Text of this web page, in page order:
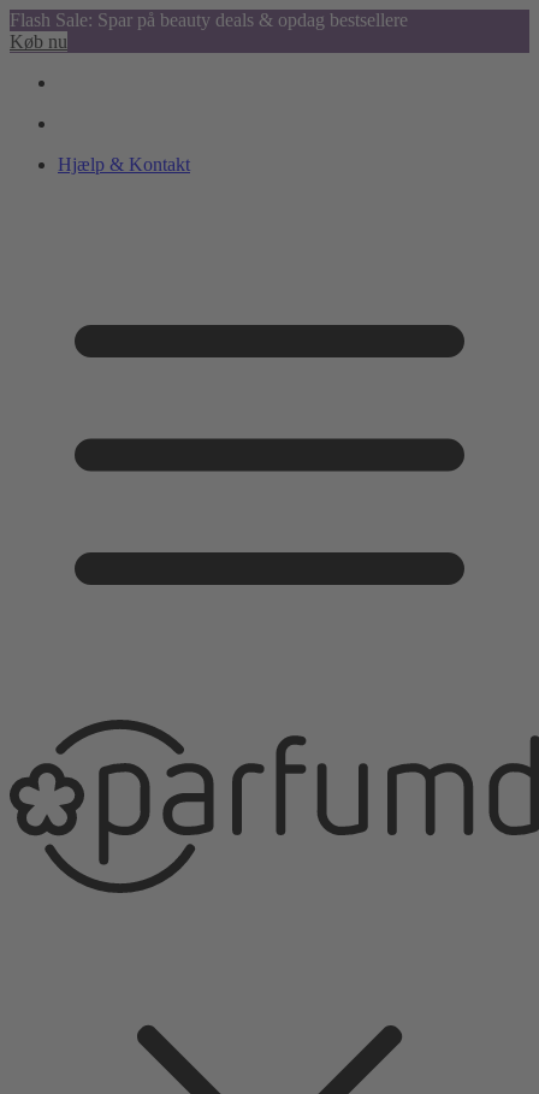
Flash Sale: Spar på beauty deals & opdag bestsellere
Køb nu
Hjælp & Kontakt